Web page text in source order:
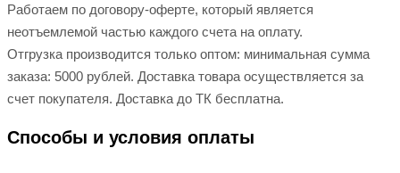
Работаем по договору-оферте, который является
неотъемлемой частью каждого счета на оплату.
Отгрузка производится только оптом: минимальная сумма
заказа: 5000 рублей. Доставка товара осуществляется за
счет покупателя. Доставка до ТК бесплатна.
Способы и условия оплаты